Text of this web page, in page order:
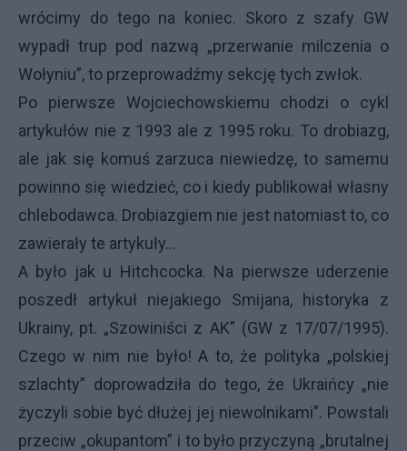
wrócimy do tego na koniec. Skoro z szafy GW
wypadł trup pod nazwą „przerwanie milczenia o
Wołyniu”, to przeprowadźmy sekcję tych zwłok.
Po pierwsze Wojciechowskiemu chodzi o cykl
artykułów nie z 1993 ale z 1995 roku. To drobiazg,
ale jak się komuś zarzuca niewiedzę, to samemu
powinno się wiedzieć, co i kiedy publikował własny
chlebodawca. Drobiazgiem nie jest natomiast to, co
zawierały te artykuły...
A było jak u Hitchcocka. Na pierwsze uderzenie
poszedł artykuł niejakiego Smijana, historyka z
Ukrainy, pt. „Szowiniści z AK” (GW z 17/07/1995).
Czego w nim nie było! A to, że polityka „polskiej
szlachty” doprowadziła do tego, że Ukraińcy „nie
życzyli sobie być dłużej jej niewolnikami”. Powstali
przeciw „okupantom” i to było przyczyną „brutalnej